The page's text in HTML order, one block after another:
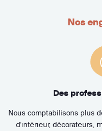
Nos
Des
Nous comptabilisons plus
d'intérieur, décorateurs,